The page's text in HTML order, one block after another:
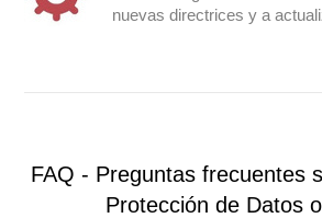
nuevas directrices y a
FAQ - Preguntas frecuentes
Protección de Datos